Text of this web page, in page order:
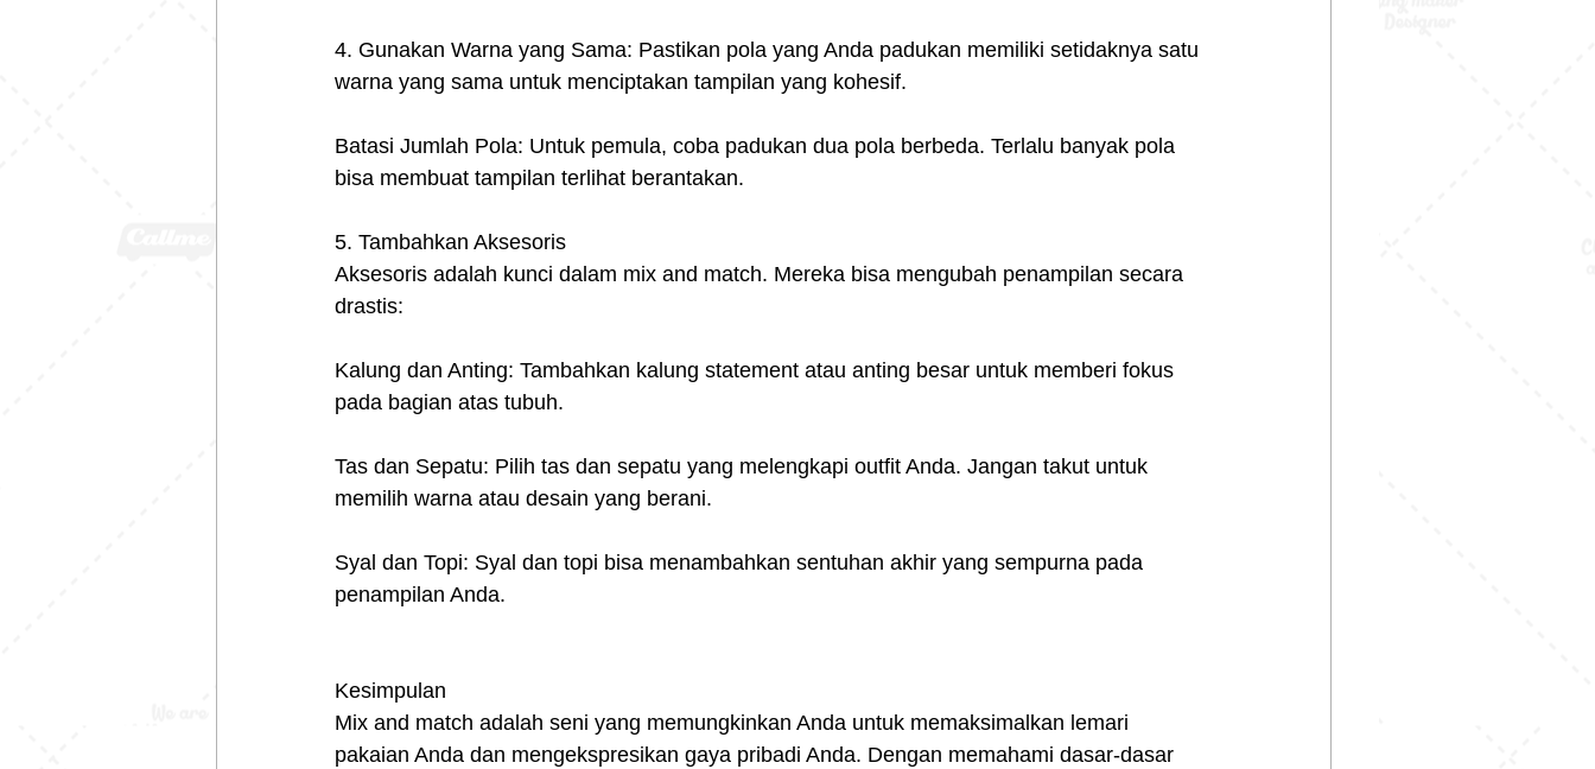
4. Gunakan Warna yang Sama: Pastikan pola yang Anda padukan memiliki setidaknya satu
warna yang sama untuk menciptakan tampilan yang kohesif.
Batasi Jumlah Pola: Untuk pemula, coba padukan dua pola berbeda. Terlalu banyak pola
bisa membuat tampilan terlihat berantakan.
5. Tambahkan Aksesoris
Aksesoris adalah kunci dalam mix and match. Mereka bisa mengubah penampilan secara
drastis:
Kalung dan Anting: Tambahkan kalung statement atau anting besar untuk memberi fokus
pada bagian atas tubuh.
Tas dan Sepatu: Pilih tas dan sepatu yang melengkapi outfit Anda. Jangan takut untuk
memilih warna atau desain yang berani.
Syal dan Topi: Syal dan topi bisa menambahkan sentuhan akhir yang sempurna pada
penampilan Anda.
Kesimpulan
Mix and match adalah seni yang memungkinkan Anda untuk memaksimalkan lemari
pakaian Anda dan mengekspresikan gaya pribadi Anda. Dengan memahami dasar-dasar